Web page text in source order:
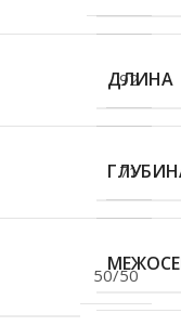
92
71
50/50
ДЛИНА